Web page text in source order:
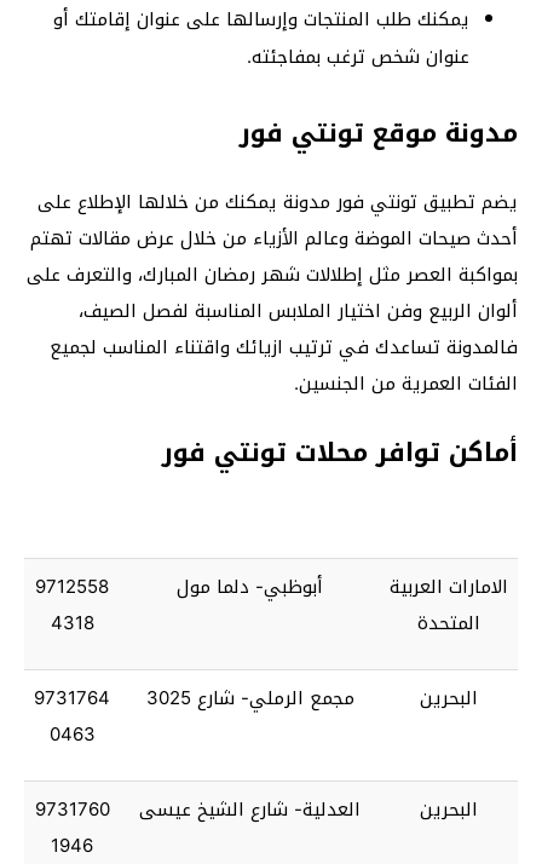
يمكنك طلب المنتجات وإرسالها على عنوان إقامتك أو
عنوان شخص ترغب بمفاجئته.
مدونة موقع تونتي فور
يضم تطبيق تونتي فور مدونة يمكنك من خلالها الإطلاع على
أحدث صيحات الموضة وعالم الأزياء من خلال عرض مقالات تهتم
بمواكبة العصر مثل إطلالات شهر رمضان المبارك، والتعرف على
ألوان الربيع وفن اختيار الملابس المناسبة لفصل الصيف،
فالمدونة تساعدك في ترتيب ازيائك واقتناء المناسب لجميع
الفئات العمرية من الجنسين.
أماكن توافر محلات تونتي فور
الامارات العربية
المتحدة
أبوظبي- دلما مول
9712558
4318
البحرين مجمع الرملي- شارع 3025
9731764
0463
البحرين العدلية- شارع الشيخ عيسى
9731760
1946